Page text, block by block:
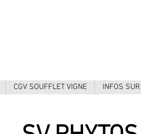
CGV SOUFFLET VIGNE INFOS